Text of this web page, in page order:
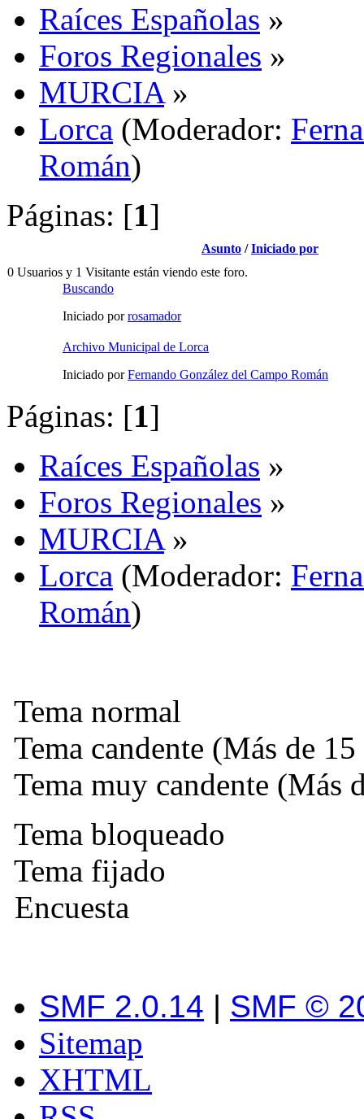
Raíces Españolas »
Foros Regionales »
MURCIA»
Lorca (Moderador:
Román)
Páginas: [1]
Asunto /Iniciado por
0 Usuarios y 1 Visitante están viendo este foro.
Buscando
Iniciado porrosamador
Archivo Municipal de Lorca
Iniciado porFernando González del Campo Román
Páginas: [1]
Raíces Españolas »
Foros Regionales »
MURCIA»
Lorca (Moderador:
Román)
Tema normal
Tema candente (Más de 15
Tema muy candente (Más
Tema bloqueado
Tema fijado
Encuesta
SMF 2.0.14 | SMF ©
Sitemap
XHTML